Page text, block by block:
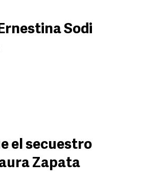
Sodi
el secuestro
Zapata